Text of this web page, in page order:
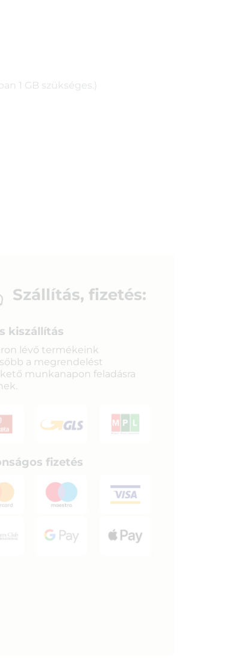
1 GB szükséges.)
Szállítás, fizetés:
kiszállítás
lévő termékeink
a megrendelést
munkanapon feladásra
fizetés